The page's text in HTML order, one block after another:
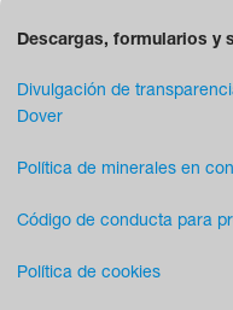
Descargas, formularios y
Divulgación de
Dover
Política de minerales en
Código de conducta para
Política de cookies